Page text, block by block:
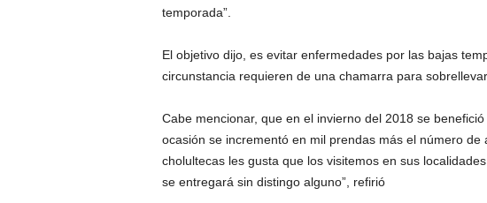
temporada”.
El objetivo dijo, es evitar enfermedades por las bajas
circunstancia requieren de una chamarra para
Cabe mencionar, que en el invierno del 2018 se
ocasión se incrementó en mil prendas más el número de
cholultecas les gusta que los visitemos en sus
se entregará sin distingo alguno”, refirió